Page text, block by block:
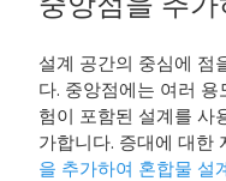
설계 공간의 중심에 점
다. 중앙점에는 여러
험이 포함된 설계를 사
가합니다. 증대에 대한
을 추가하여 혼합물 설